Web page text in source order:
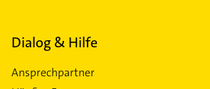
Dialog & Hilfe
Ansprechpartner